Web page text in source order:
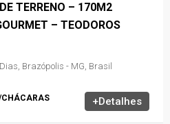
TERRENO – 170M2
– TEODOROS
Brazópolis - MG, Brasil
+Detalhes